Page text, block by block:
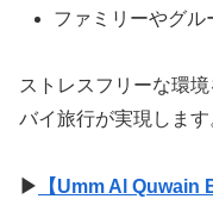
ファミリーやグル
ストレスフリーな環
バイ旅行が実現します
▶︎ 【Umm Al Quwain